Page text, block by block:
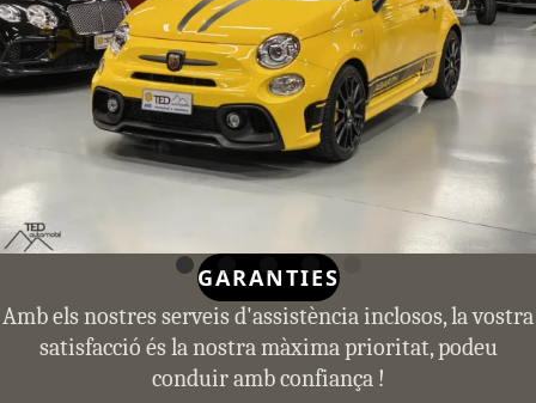
GARANTIES
Amb els nostres serveis d'assistència inclosos, la vostra
satisfacció és la nostra màxima prioritat, podeu
conduir amb confiança !